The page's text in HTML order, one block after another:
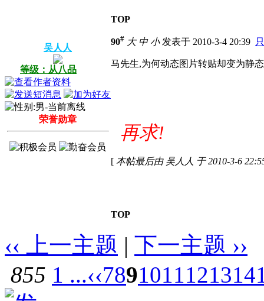
TOP
吴人人
等级：从八品
荣誉勋章
90# 大 中 小发表于 2010-3-4 20:39
马先生,为何动态图片转贴却变为静
再求!
[ 本帖最后由 吴人人 于 2010-3-6
TOP
‹‹ 上一主题 | 下一主题 ››
855 1 ...‹‹7891011121314